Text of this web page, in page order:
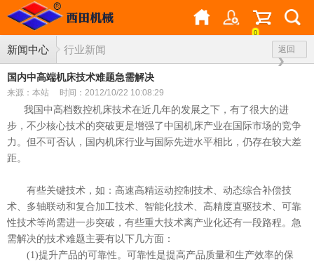
0
新闻中心 返回
行业新闻
国内中高端机床技术难题急需解决
来源：本站 时间：2012/10/22 10:08:29
我国中高档数控机床技术在近几年的发展之下，有了很大的进
步，不少核心技术的突破更是增强了中国机床产业在国际市场的竞争
力。但不可否认，国内机床行业与国际先进水平相比，仍存在较大差
距。
有些关键技术，如：高速高精运动控制技术、动态综合补偿技
术、多轴联动和复合加工技术、智能化技术、高精度直驱技术、可靠
性技术等尚需进一步突破，有些重大技术离产业化还有一段路程。急
需解决的技术难题主要有以下几方面：
(1)提升产品的可靠性。可靠性是提高产品质量和生产效率的保